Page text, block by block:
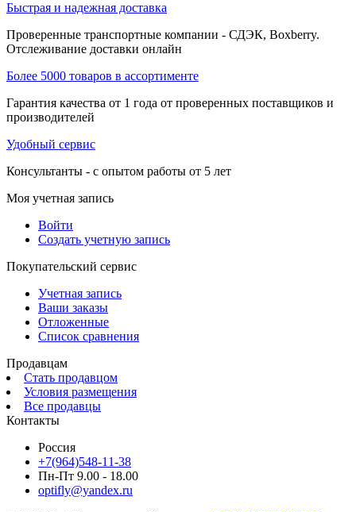
Быстрая и надежная доставка
Проверенные транспортные компании - СДЭК, Boxberry.
Отслеживание доставки онлайн
Более 5000 товаров в ассортименте
Гарантия качества от 1 года от проверенных поставщиков и
производителей
Удобный сервис
Консультанты - с опытом работы от 5 лет
Моя учетная запись
Войти
Создать учетную запись
Покупательский сервис
Учетная запись
Ваши заказы
Отложенные
Список сравнения
Продавцам
Стать продавцом
Условия размещения
Все продавцы
Контакты
Россия
+7(964)548-11-38
Пн-Пт 9.00 - 18.00
optifly@yandex.ru